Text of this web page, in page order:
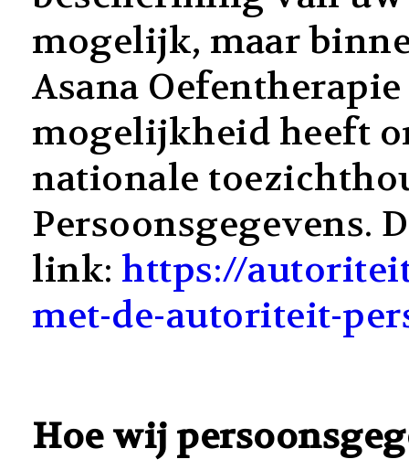
mogelijk, maar
Asana
mogelijkheid heeft
nationale
Persoonsgegevens.
link: https://
met-de-autoriteit-
Hoe wij